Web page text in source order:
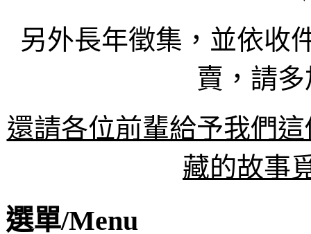
另外長年徵集，並依收
賣，請
還請各位前輩給予我們
藏的故事
選單/Menu